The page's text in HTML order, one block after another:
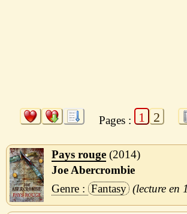
Pages : 1 2
Pays rouge 2014
Joe Abercrombie
Fantasy